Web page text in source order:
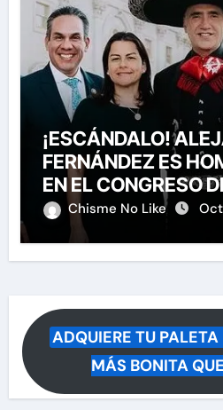
¡ESCÁNDALO!
FERNÁNDEZ ES
EN EL CONGRESO
UNIDOS
Chisme No Like
ADQUIERE TU
MÁS BONITA